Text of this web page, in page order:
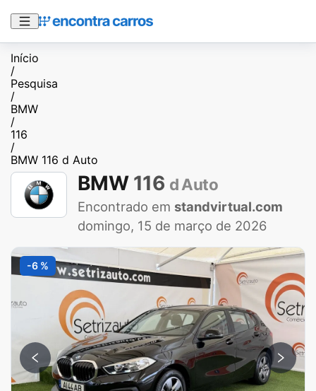
Início
/
Pesquisa
/
BMW
/
116
/
BMW 116 d Auto
BMW 116 d Auto
Encontrado em standvirtual.com
domingo, 15 de março de 2026
-6 %